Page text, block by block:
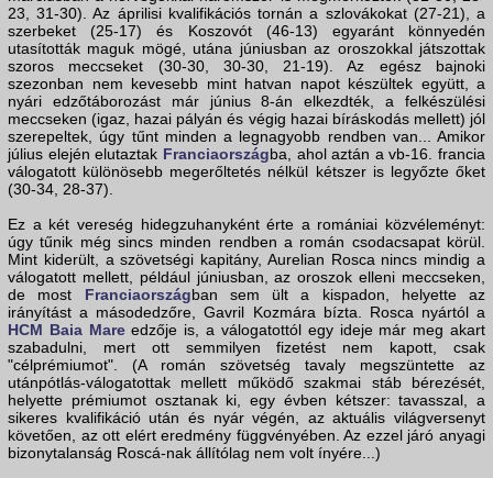
23, 31-30). Az áprilisi kvalifikációs tornán a szlovákokat (27-21), a
szerbeket (25-17) és Koszovót (46-13) egyaránt könnyedén
utasították maguk mögé, utána júniusban az oroszokkal játszottak
szoros meccseket (30-30, 30-30, 21-19). Az egész bajnoki
szezonban nem kevesebb mint hatvan napot készültek együtt, a
nyári edzőtáborozást már június 8-án elkezdték, a felkészülési
meccseken (igaz, hazai pályán és végig hazai bíráskodás mellett) jól
szerepeltek, úgy tűnt minden a legnagyobb rendben van... Amikor
július elején elutaztak Franciaországba, ahol aztán a vb-16. francia
válogatott különösebb megerőltetés nélkül kétszer is legyőzte őket
(30-34, 28-37).
Ez a két vereség hidegzuhanyként érte a romániai közvéleményt:
úgy tűnik még sincs minden rendben a román csodacsapat körül.
Mint kiderült, a szövetségi kapitány, Aurelian Rosca nincs mindig a
válogatott mellett, például júniusban, az oroszok elleni meccseken,
de most Franciaországban sem ült a kispadon, helyette az
irányítást a másodedzőre, Gavril Kozmára bízta. Rosca nyártól a
HCM Baia Mareedzője is, a válogatottól egy ideje már meg akart
szabadulni, mert ott semmilyen fizetést nem kapott, csak
"célprémiumot". (A román szövetség tavaly megszüntette az
utánpótlás-válogatottak mellett működő szakmai stáb bérezését,
helyette prémiumot osztanak ki, egy évben kétszer: tavasszal, a
sikeres kvalifikáció után és nyár végén, az aktuális világversenyt
követően, az ott elért eredmény függvényében. Az ezzel járó anyagi
bizonytalanság Roscá-nak állítólag nem volt ínyére...)